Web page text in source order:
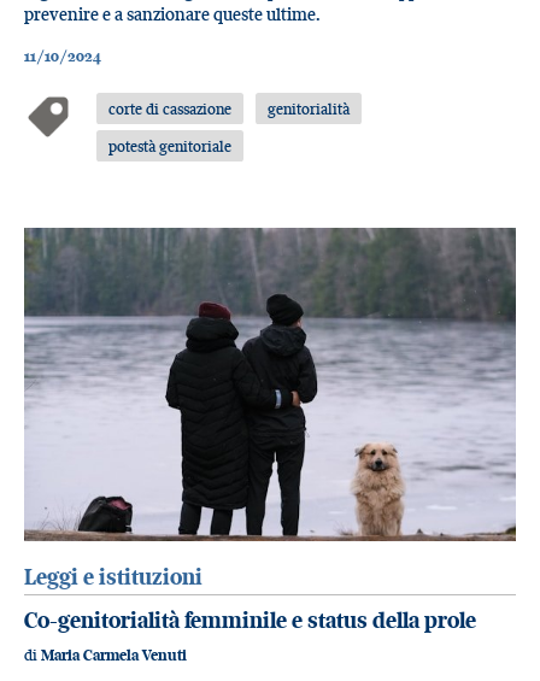
prevenire e a sanzionare queste ultime.
11/10/2024
corte di cassazione
genitorialità
potestà genitoriale
Leggi e istituzioni
Co-genitorialità femminile e status della prole
di Maria Carmela Venuti